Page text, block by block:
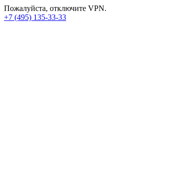
Пожалуйста, отключите VPN.
+7 (495) 135-33-33